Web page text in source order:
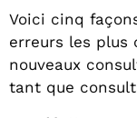
Voici cinq
erreurs les plus
nouveaux
tant que